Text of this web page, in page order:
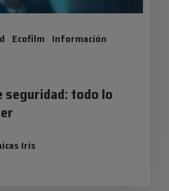
Ecofilm Información
seguridad: todo lo
Iris